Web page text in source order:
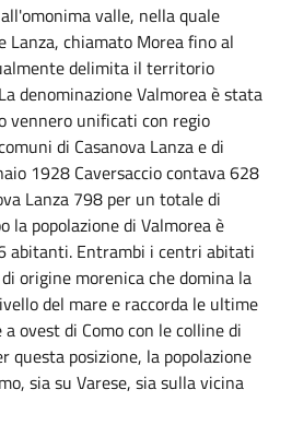
valle, nella quale
chiamato Morea fino al
delimita il territorio
denominazione Valmorea è stata
vennero unificati con regio
di Casanova Lanza e di
1928 Caversaccio contava 628
Lanza 798 per un totale di
la popolazione di Valmorea è
abitanti. Entrambi i centri abitati
origine morenica che domina la
del mare e raccorda le ultime
ovest di Como con le colline di
questa posizione, la popolazione
sia su Varese, sia sulla vicina